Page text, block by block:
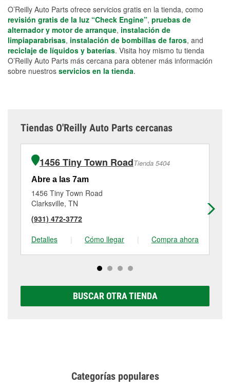
O’Reilly Auto Parts ofrece servicios gratis en la tienda, como
revisión gratis de la luz “Check Engine”, pruebas de
alternador y motor de arranque, instalación de
limpiaparabrisas, instalación de bombillas de faros, and
reciclaje de líquidos y baterías. Visita hoy mismo tu tienda
O’Reilly Auto Parts más cercana para obtener más información
sobre nuestros servicios en la tienda.
Tiendas O'Reilly Auto Parts cercanas
1456 Tiny Town RoadTienda 5404
Abre a las 7am
1456 Tiny Town Road
Clarksville, TN
(931) 472-3772
Detalles
| Cómo llegar | Compra ahora
BUSCAR OTRA TIENDA
Categorías populares